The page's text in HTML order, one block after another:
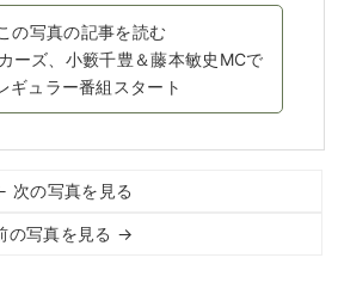
の写真の記事を読む
ーズ、小籔千豊＆藤本敏史MCで
ギュラー番組スタート
次の写真を見る
の写真を見る →